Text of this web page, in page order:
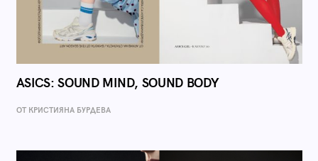
ASICS: SOUND MIND, SOUND BODY
ОТ КРИСТИЯНА БУРДЕВА